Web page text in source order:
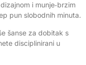
i munje‑brzim
pun slobodnih minuta.
šanse za dobitak s
disciplinirani u